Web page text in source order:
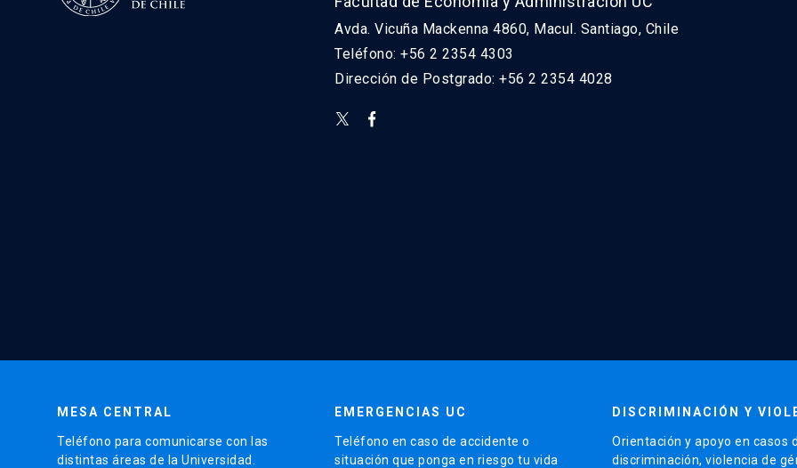
Avda. Vicuña Mackenna 4860, Macul. Santiago, Chile
Teléfono: +56 2 2354 4303
Dirección de Postgrado: +56 2 2354 4028
MESA CENTRAL
Teléfono para comunicarse con las
distintas áreas de la Universidad.
EMERGENCIAS UC
Teléfono en caso de accidente o
situación que ponga en riesgo tu vida
DISCRIMINACIÓN Y
Orientación y apoyo en casos
discriminación, violencia de